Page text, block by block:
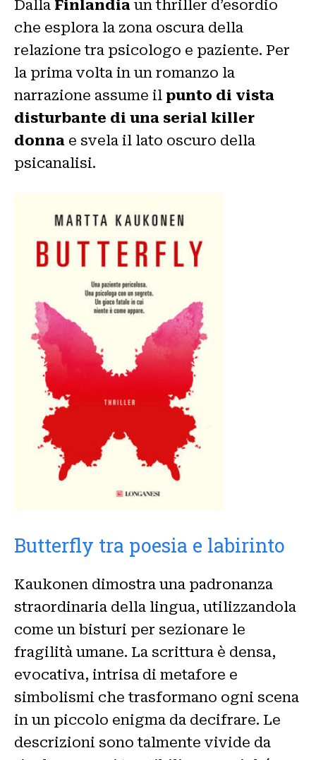
Dalla Finlandia un thriller d’esordio
che esplora la zona oscura della
relazione tra psicologo e paziente. Per
la prima volta in un romanzo la
narrazione assume il punto di vista
disturbante di una serial killer
donna e svela il lato oscuro della
psicanalisi.
Butterfly tra poesia e labirinto
Kaukonen dimostra una padronanza
straordinaria della lingua, utilizzandola
come un bisturi per sezionare le
fragilità umane. La scrittura è densa,
evocativa, intrisa di metafore e
simbolismi che trasformano ogni scena
in un piccolo enigma da decifrare. Le
descrizioni sono talmente vivide da